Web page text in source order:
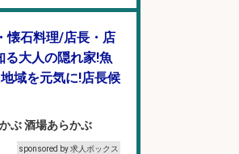
懐石料理/店長・店
る大人の隠れ家!魚
域を元気に!店長候
ぶ 酒場あらかぶ
sponsored by 求人ボックス